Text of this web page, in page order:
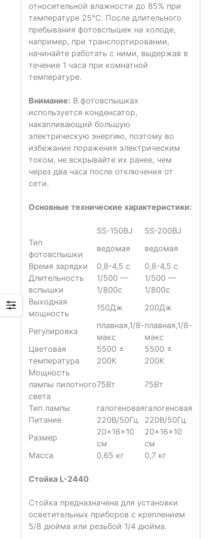
относительной влажности до 85% при
температуре 25°С. После длительного
пребывания фотовспышек на холоде,
например, при транспортировании,
начинайте работать с ними, выдержав в
течение 1 часа при комнатной
температуре.
Внимание: В фотовспышках
используется конденсатор,
накапливающий большую
электрическую энергию, поэтому во
избежание поражения электрическим
током, не вскрывайте их ранее, чем
через два часа после отключения от
сети.
Основные технические характеристики:
SS-150BJ
SS-200BJ
Тип
фотовспышки
ведомая
ведомая
Время зарядки
0,8-4,5 с
0,8-4,5 с
Длительность
вспышки
1/500 —
1/800с
1/500 —
1/800с
Выходная
мощность
150Дж 200Дж
Регулировка
плавная,1/8-
макс
плавная,1/8-
макс
Цветовая
температура
5500 ±
200К
5500 ±
200К
Мощность
лампы пилотного
света
75Вт 75Вт
Тип лампы галогеноваягалогеновая
Питание
220В/50Гц
220В/50Гц
Размер
20×16×10
см
20×16×10
см
Масса
0,65 кг 0,7 кг
Стойка L-2440
Стойка предназначена для установки
осветительных приборов с креплением
5/8 дюйма или резьбой 1/4 дюйма.